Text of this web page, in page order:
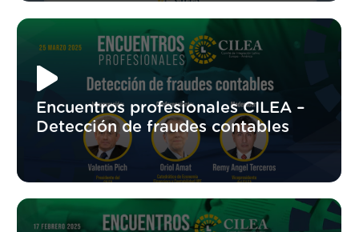
Encuentros profesionales CILEA –
Detección de fraudes contables